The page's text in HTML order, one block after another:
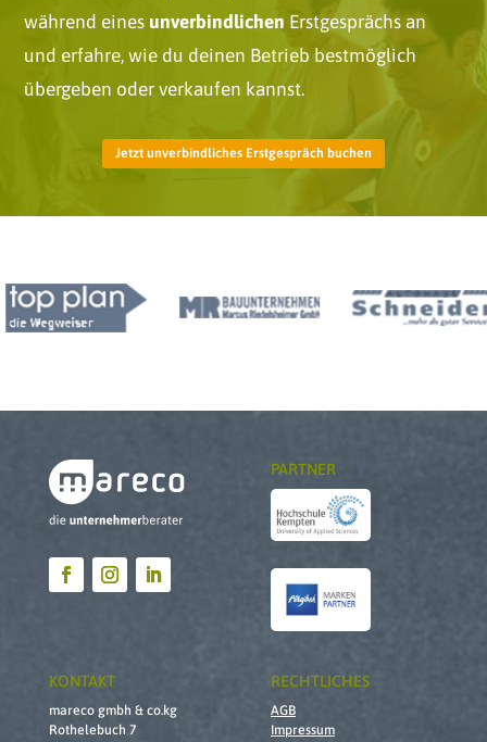
während eines unverbindlichen Erstgesprächs an
und erfahre, wie du deinen Betrieb bestmöglich
übergeben oder verkaufen kannst.
Jetzt unverbindliches Erstgespräch buchen
KONTAKT
mareco gmbh & co.kg
Rothelebuch 7
RECHTLICHES
AGB
Impressum
PARTNER